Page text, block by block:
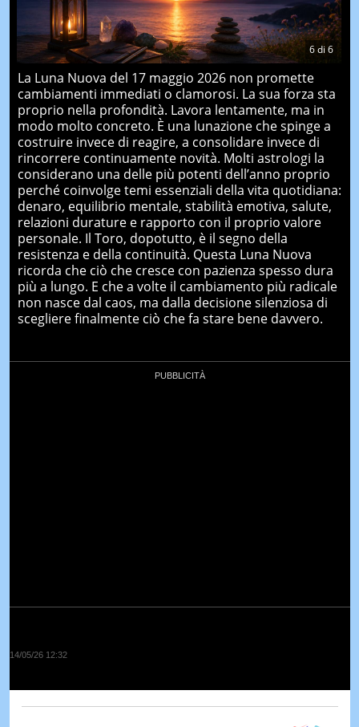
6di 6
La Luna Nuova del 17 maggio 2026 non promette
cambiamenti immediati o clamorosi. La sua forza sta
proprio nella profondità. Lavora lentamente, ma in
modo molto concreto. È una lunazione che spinge a
costruire invece di reagire, a consolidare invece di
rincorrere continuamente novità. Molti astrologi la
considerano una delle più potenti dell’anno proprio
perché coinvolge temi essenziali della vita quotidiana:
denaro, equilibrio mentale, stabilità emotiva, salute,
relazioni durature e rapporto con il proprio valore
personale. Il Toro, dopotutto, è il segno della
resistenza e della continuità. Questa Luna Nuova
ricorda che ciò che cresce con pazienza spesso dura
più a lungo. E che a volte il cambiamento più radicale
non nasce dal caos, ma dalla decisione silenziosa di
scegliere finalmente ciò che fa stare bene davvero.
14/05/26 12:32